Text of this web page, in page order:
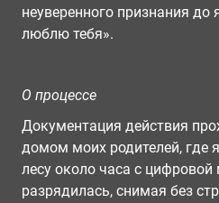
неуверенного признания до
люблю тебя».
О процессе
Документация действия
домом моих родителей, где
лесу около часа с
разрядилась, снимая без